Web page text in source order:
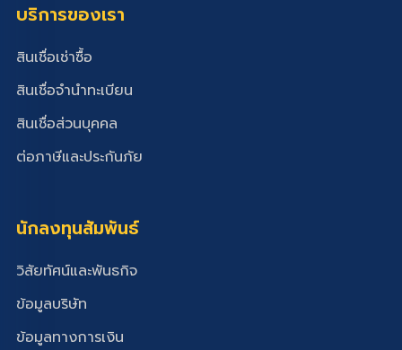
บริการของเรา
สินเชื่อเช่าซื้อ
สินเชื่อจำนำทะเบียน
สินเชื่อส่วนบุคคล
ต่อภาษีและประกันภัย
นักลงทุนสัมพันธ์
วิสัยทัศน์และพันธกิจ
ข้อมูลบริษัท
ข้อมูลทางการเงิน